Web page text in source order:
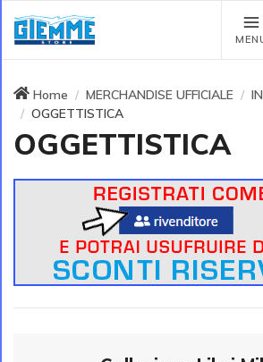
Home MERCHANDISE UFFICIALE
OGGETTISTICA
OGGETTISTICA